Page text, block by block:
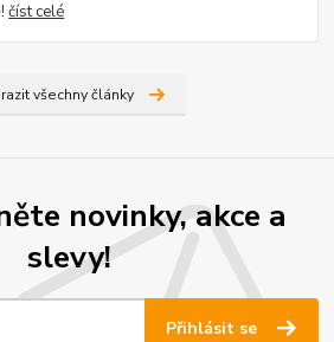
číst celé
všechny články
novinky, akce a
slevy!
Přihlásit se